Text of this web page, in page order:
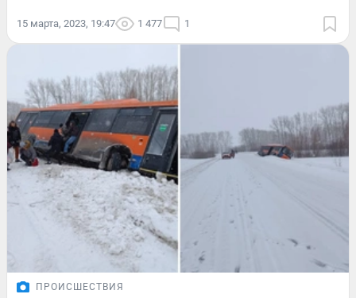
15 марта, 2023, 19:47 1 477 1
ПРОИСШЕСТВИЯ